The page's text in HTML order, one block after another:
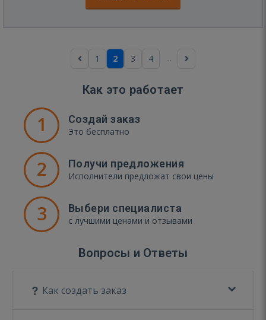
1 2 3 4 ...
Как это работает
1 Создай заказ
Это бесплатно
2 Получи предложения
Исполнители предложат свои цены
3 Выбери специалиста
с лучшими ценами и отзывами
Вопросы и Ответы
Как создать заказ